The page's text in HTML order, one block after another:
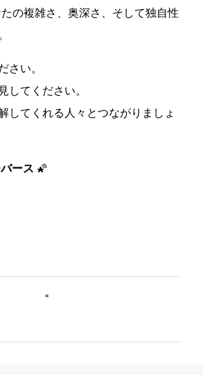
の複雑さ、奥深さ、そして独自性
さい。
してください。
してくれる人々とつながりましょ
ース 🌠